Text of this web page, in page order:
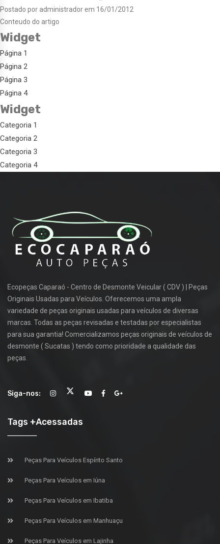
Postado por administrador em 16/01/2012
Conteudo do artigo
Widget
Página 1
Página 2
Página 3
Página 4
Widget
Categoria 1
Categoria 2
Categoria 3
Categoria 4
Ecopeças Caparaó - Centro de Desmonte Veicular ( CDV ) | Peças
Originais Usadas para Veículos. Oferecemos uma ampla
variedade de peças originais usadas para veículos de diversas
marcas. Todas as peças revisadas e testadas por especialistas
para sua garantia! Comercializamos peças originais de veículos de
desmonte ( Sucatas ) tendo como prioridade a qualidade das
peças.
Siga-nos:
Tags +Acessadas
Peças Para Veículos Espírito Santo
Peças Para Veículos em Iúna
Peças Para Veículos em Ibatiba
Peças Para Veículos em Manhuaçu
Peças Para Veículos em Lajinha